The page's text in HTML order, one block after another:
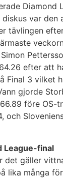
Diamond
var den
tävlingen
efter att
Final 3 vilket
gjorde
före OS-
och
League-final
det gäller
lika många